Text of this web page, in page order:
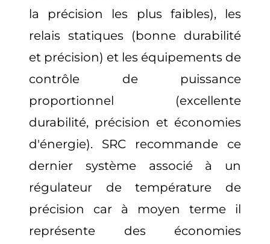
la précision les plus faibles), les
relais statiques (bonne durabilité
et précision) et les équipements de
contrôle de puissance
proportionnel (excellente
durabilité, précision et économies
d'énergie). SRC recommande ce
dernier système associé à un
régulateur de température de
précision car à moyen terme il
représente des économies